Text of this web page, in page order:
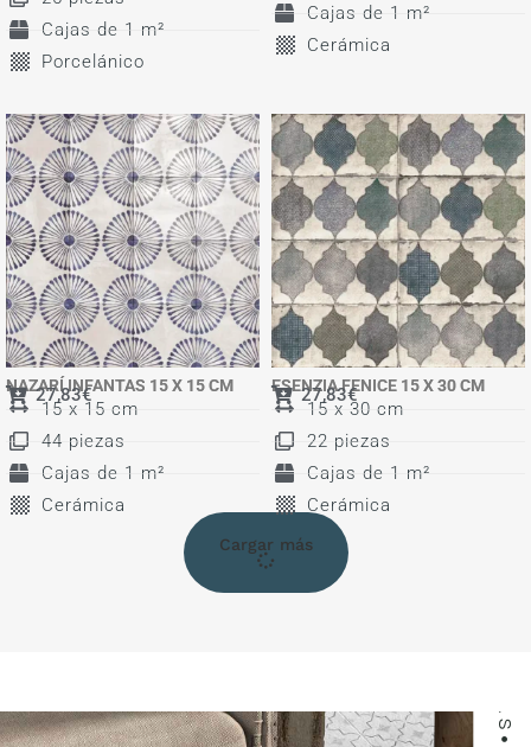
Cajas de 1 m²
Porcelánico
Cajas de 1 m²
Cerámica
NAZARÍ INFANTAS 15 X 15 CM
27,83€
15 x 15 cm
44 piezas
Cajas de 1 m²
Cerámica
ESENZIA FENICE 15 X 30 CM
27,83€
15 x 30 cm
22 piezas
Cajas de 1 m²
Cerámica
Cargar más